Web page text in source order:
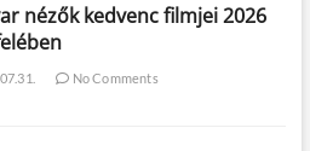
nézők kedvenc filmjei 2026
No Comments